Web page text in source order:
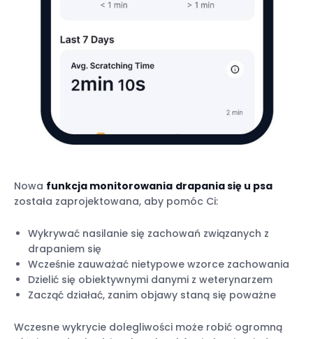
Nowa funkcja monitorowania drapania się u psa
została zaprojektowana, aby pomóc Ci:
Wykrywać nasilanie się zachowań związanych z
drapaniem się
Wcześnie zauważać nietypowe wzorce zachowania
Dzielić się obiektywnymi danymi z weterynarzem
Zacząć działać, zanim objawy staną się poważne
Wczesne wykrycie dolegliwości może robić ogromną